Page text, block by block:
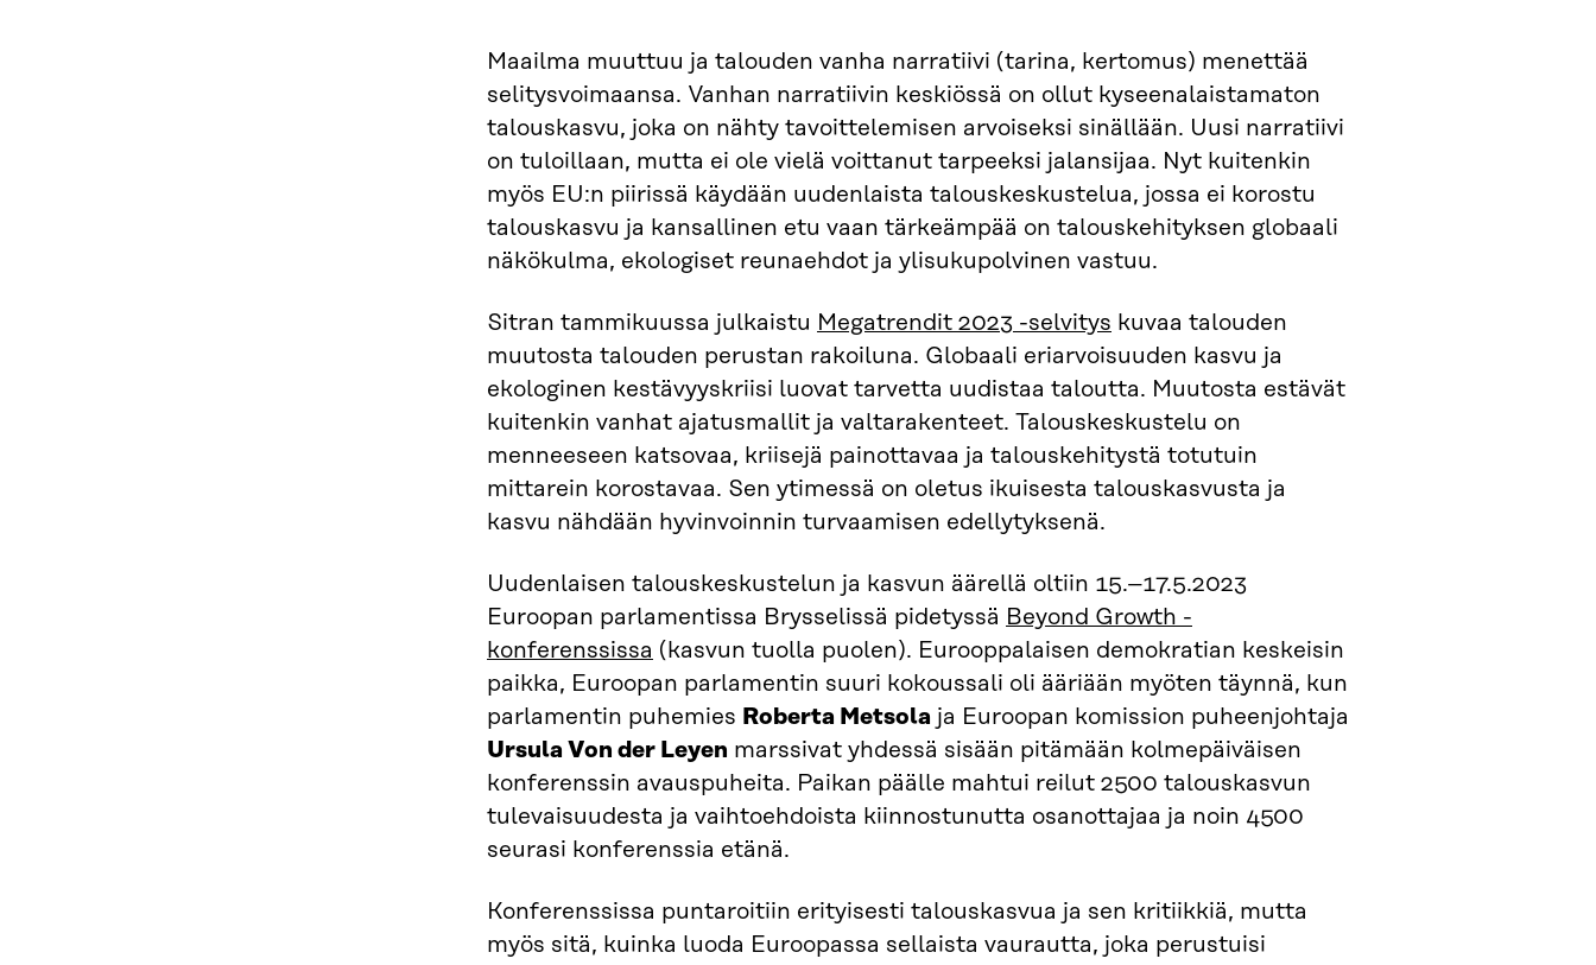
Maailma muuttuu ja talouden vanha narratiivi (tarina, kertomus) menettää
selitysvoimaansa. Vanhan narratiivin keskiössä on ollut kyseenalaistamaton
talouskasvu, joka on nähty tavoittelemisen arvoiseksi sinällään. Uusi narratiivi
on tuloillaan, mutta ei ole vielä voittanut tarpeeksi jalansijaa. Nyt kuitenkin
myös EU:n piirissä käydään uudenlaista talouskeskustelua, jossa ei korostu
talouskasvu ja kansallinen etu vaan tärkeämpää on talouskehityksen globaali
näkökulma, ekologiset reunaehdot ja ylisukupolvinen vastuu.
Sitran tammikuussa julkaistu Megatrendit 2023 -selvitys kuvaa talouden
muutosta talouden perustan rakoiluna. Globaali eriarvoisuuden kasvu ja
ekologinen kestävyyskriisi luovat tarvetta uudistaa taloutta. Muutosta estävät
kuitenkin vanhat ajatusmallit ja valtarakenteet. Talouskeskustelu on
menneeseen katsovaa, kriisejä painottavaa ja talouskehitystä totutuin
mittarein korostavaa. Sen ytimessä on oletus ikuisesta talouskasvusta ja
kasvu nähdään hyvinvoinnin turvaamisen edellytyksenä.
Uudenlaisen talouskeskustelun ja kasvun äärellä oltiin 15.–17.5.2023
Euroopan parlamentissa Brysselissä pidetyssä Beyond Growth -
konferenssissa (kasvun tuolla puolen). Eurooppalaisen demokratian keskeisin
paikka, Euroopan parlamentin suuri kokoussali oli ääriään myöten täynnä, kun
parlamentin puhemies Roberta Metsola ja Euroopan komission puheenjohtaja
Ursula Von der Leyen marssivat yhdessä sisään pitämään kolmepäiväisen
konferenssin avauspuheita. Paikan päälle mahtui reilut 2500 talouskasvun
tulevaisuudesta ja vaihtoehdoista kiinnostunutta osanottajaa ja noin 4500
seurasi konferenssia etänä.
Konferenssissa puntaroitiin erityisesti talouskasvua ja sen kritiikkiä, mutta
myös sitä, kuinka luoda Euroopassa sellaista vaurautta, joka perustuisi